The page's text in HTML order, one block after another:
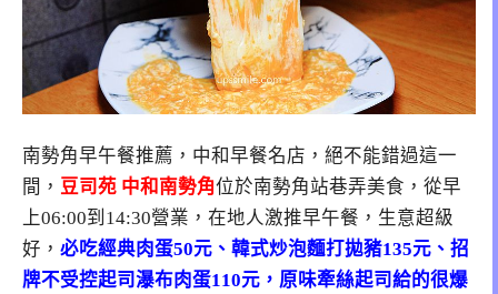
南勢角早午餐推薦，中和早餐名店，絕不能錯過這一
間， 豆司苑 中和南勢角位於南勢角站巷弄美食，從早
上06:00到14:30營業，在地人激推早午餐，生意超級
好， 必吃經典肉蛋50元、韓式炒泡麵打拋豬135元、招
牌不受控起司瀑布肉蛋110元，原味牽絲起司給的很爆